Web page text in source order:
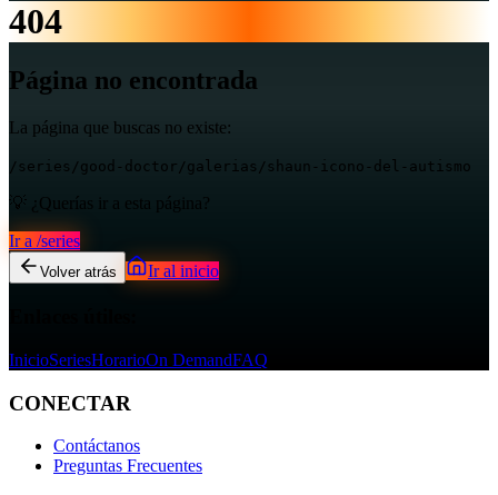
404
Página no encontrada
La página que buscas no existe:
/series/good-doctor/galerias/shaun-icono-del-autismo
💡 ¿Querías ir a esta página?
Ir a /series
Volver atrás Ir al inicio
InicioSeriesHorarioOn DemandFAQ
CONECTAR
Contáctanos
Preguntas Frecuentes